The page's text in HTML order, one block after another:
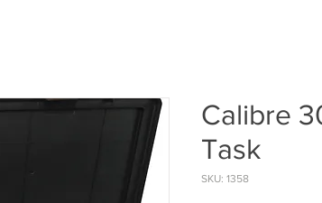
Calibre
Task
SKU: 1358